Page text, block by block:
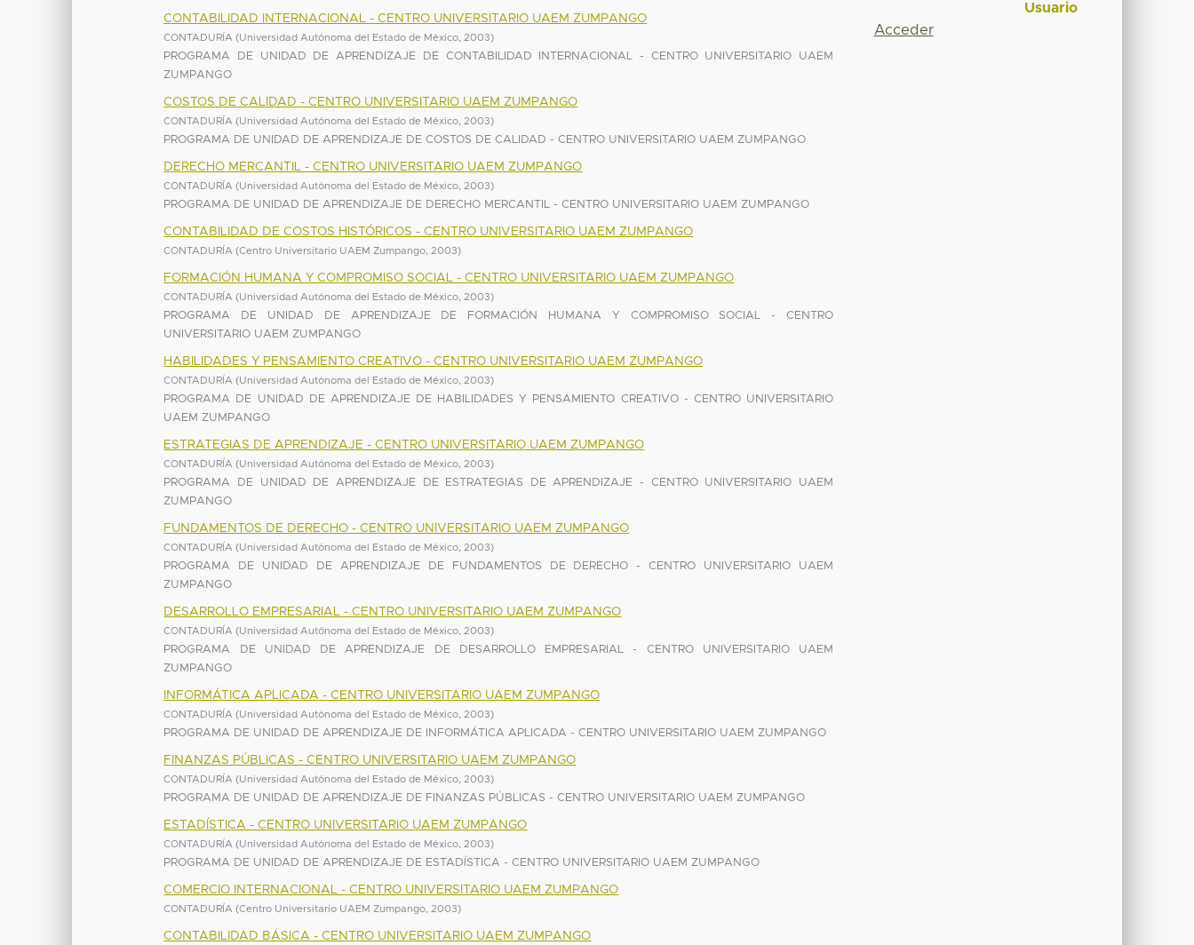
CONTABILIDAD INTERNACIONAL - CENTRO UNIVERSITARIO UAEM ZUMPANGO
CONTADURÍA (Universidad Autónoma del Estado de México 2003)
PROGRAMA DE UNIDAD DE APRENDIZAJE DE CONTABILIDAD INTERNACIONAL - CENTRO UNIVERSITARIO UAEM
ZUMPANGO
COSTOS DE CALIDAD - CENTRO UNIVERSITARIO UAEM ZUMPANGO
CONTADURÍA (Universidad Autónoma del Estado de México 2003)
PROGRAMA DE UNIDAD DE APRENDIZAJE DE COSTOS DE CALIDAD - CENTRO UNIVERSITARIO UAEM ZUMPANGO
DERECHO MERCANTIL - CENTRO UNIVERSITARIO UAEM ZUMPANGO
CONTADURÍA (Universidad Autónoma del Estado de México 2003)
PROGRAMA DE UNIDAD DE APRENDIZAJE DE DERECHO MERCANTIL - CENTRO UNIVERSITARIO UAEM ZUMPANGO
CONTABILIDAD DE COSTOS HISTÓRICOS - CENTRO UNIVERSITARIO UAEM ZUMPANGO
CONTADURÍA (Centro Universitario UAEM Zumpango 2003)
FORMACIÓN HUMANA Y COMPROMISO SOCIAL - CENTRO UNIVERSITARIO UAEM ZUMPANGO
CONTADURÍA (Universidad Autónoma del Estado de México 2003)
PROGRAMA DE UNIDAD DE APRENDIZAJE DE FORMACIÓN HUMANA Y COMPROMISO SOCIAL - CENTRO
UNIVERSITARIO UAEM ZUMPANGO
HABILIDADES Y PENSAMIENTO CREATIVO - CENTRO UNIVERSITARIO UAEM ZUMPANGO
CONTADURÍA (Universidad Autónoma del Estado de México 2003)
PROGRAMA DE UNIDAD DE APRENDIZAJE DE HABILIDADES Y PENSAMIENTO CREATIVO - CENTRO UNIVERSITARIO
UAEM ZUMPANGO
ESTRATEGIAS DE APRENDIZAJE - CENTRO UNIVERSITARIO UAEM ZUMPANGO
CONTADURÍA (Universidad Autónoma del Estado de México 2003)
PROGRAMA DE UNIDAD DE APRENDIZAJE DE ESTRATEGIAS DE APRENDIZAJE - CENTRO UNIVERSITARIO UAEM
ZUMPANGO
FUNDAMENTOS DE DERECHO - CENTRO UNIVERSITARIO UAEM ZUMPANGO
CONTADURÍA (Universidad Autónoma del Estado de México 2003)
PROGRAMA DE UNIDAD DE APRENDIZAJE DE FUNDAMENTOS DE DERECHO - CENTRO UNIVERSITARIO UAEM
ZUMPANGO
DESARROLLO EMPRESARIAL - CENTRO UNIVERSITARIO UAEM ZUMPANGO
CONTADURÍA (Universidad Autónoma del Estado de México 2003)
PROGRAMA DE UNIDAD DE APRENDIZAJE DE DESARROLLO EMPRESARIAL - CENTRO UNIVERSITARIO UAEM
ZUMPANGO
INFORMÁTICA APLICADA - CENTRO UNIVERSITARIO UAEM ZUMPANGO
CONTADURÍA (Universidad Autónoma del Estado de México 2003)
PROGRAMA DE UNIDAD DE APRENDIZAJE DE INFORMÁTICA APLICADA - CENTRO UNIVERSITARIO UAEM ZUMPANGO
FINANZAS PÚBLICAS - CENTRO UNIVERSITARIO UAEM ZUMPANGO
CONTADURÍA (Universidad Autónoma del Estado de México 2003)
PROGRAMA DE UNIDAD DE APRENDIZAJE DE FINANZAS PÚBLICAS - CENTRO UNIVERSITARIO UAEM ZUMPANGO
ESTADÍSTICA - CENTRO UNIVERSITARIO UAEM ZUMPANGO
CONTADURÍA (Universidad Autónoma del Estado de México 2003)
PROGRAMA DE UNIDAD DE APRENDIZAJE DE ESTADÍSTICA - CENTRO UNIVERSITARIO UAEM ZUMPANGO
COMERCIO INTERNACIONAL - CENTRO UNIVERSITARIO UAEM ZUMPANGO
CONTADURÍA (Centro Universitario UAEM Zumpango 2003)
CONTABILIDAD BÁSICA - CENTRO UNIVERSITARIO UAEM ZUMPANGO
Usuario
Acceder